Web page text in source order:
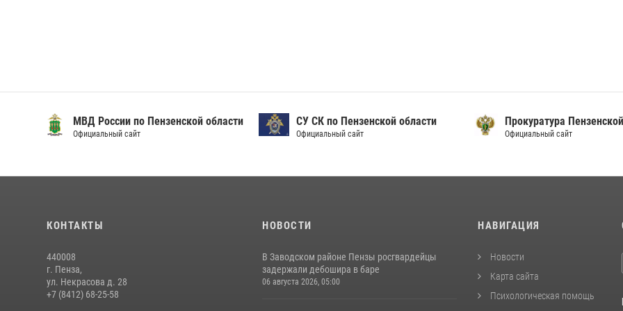
МВД России по Пензенской области
Официальный сайт
СУ СК по Пензенской области
Официальный сайт
Прокуратура
Официальный сайт
КОНТАКТЫ
440008
г. Пенза,
ул. Некрасова д. 28
+7 (8412) 68-25-58
НОВОСТИ
В Заводском районе Пензы росгвардейцы
задержали дебошира в баре
06 августа 2026, 05:00
НАВИГАЦИЯ
Новости
Карта сайта
Психологическая помощь